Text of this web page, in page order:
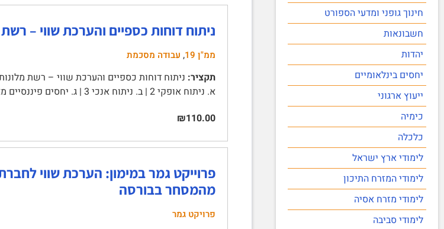
חינוך גופני ומדעי הספורט
חשבונאות
יהדות
יחסים בינלאומיים
ייעוץ ארגוני
כימיה
כלכלה
לימודי ארץ ישראל
לימודי המזרח התיכון
לימודי מזרח אסיה
לימודי סביבה
ניתוח דוחות כספיים והערכת שווי – רשת
ממ"ן 19 , עבודה מסכמת
תקציר:
א. ניתוח אופקי 2 | ב. ניתוח אנכי 3 | ג. יחסים פיננסיים מאזניים 3 | ד. השוואה למתחרה 4 | 2. ניתוח דו"חות …
₪110.00
פרוייקט גמר במימון: הערכת שווי
מהמסחר בבורסה
פרויקט גמר